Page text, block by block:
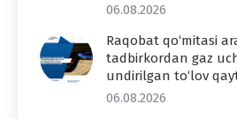
06.08.2026
Raqobat qo‘mitasi
tadbirkordan gaz
undirilgan to‘lov
06.08.2026